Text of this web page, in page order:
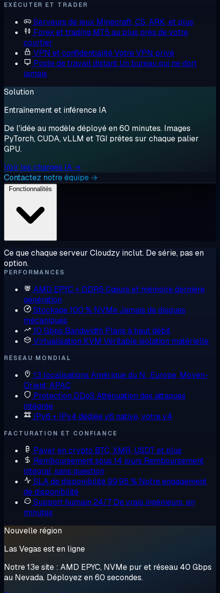
EXÉCUTER ET TRADER
Serveurs de jeux Minecraft, CS, ARK, et plus
Forex et trading MT5 au plus près de votre
courtier
VPN et confidentialitéVotre VPN privé
Poste de travail distant Un bureau qui ne dort
jamais
Solution
Entraînement et inférence IA
De l'idée au modèle déployé en 60 minutes. Images
PyTorch, CUDA, vLLM et TGI prêtes sur chaque palier
GPU.
Voir les charges IA →
Contactez notre équipe →
Ce que chaque serveur Cloudzy inclut. De série, pas en
option.
PERFORMANCES
AMD EPYC + DDR5 Cœurs et mémoire dernière
génération
Stockage 100 % NVMeJamais de disques
mécaniques
10 Gbps Bandwidth Plans à haut débit
Virtualisation KVM Véritable isolation matérielle
RÉSEAU MONDIAL
13 localisations Amérique du N., Europe, Moyen-
Orient, APAC
Protection DDoS Atténuation des attaques
intégrée
IPv6 + IPv4 dédiéev6 native, votre v4
FACTURATION ET CONFIANCE
Payer en crypto BTC, XMR, USDT et plus
Remboursement sous 14 jours Remboursement
intégral, sans question
SLA de disponibilité 99,95 % Notre engagement
de disponibilité
Support humain 24/7 De vrais ingénieurs, en
minutes
Nouvelle région
Las Vegas est en ligne
Notre 13e site : AMD EPYC, NVMe pur et réseau 40 Gbps
au Nevada. Déployez en 60 secondes.